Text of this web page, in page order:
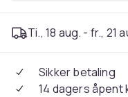
Ti., 18 aug. - fr., 21
Sikker betaling
14 dagers åpent